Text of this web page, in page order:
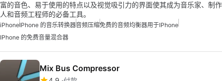
富的音色、易于使用的特点以及视觉吸引力的界面使其成为音乐家、制作
人和音频工程师的必备工具。
iPhoneIPhone 的音乐转换器音频压缩免费的音频均衡器用于iPhone
IPhone 的免费音量混合器
Mix Bus Compressor